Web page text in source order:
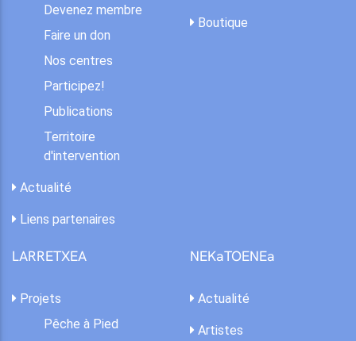
Devenez membre
Faire un don
Nos centres
Participez!
Publications
Territoire
d'intervention
Actualité
Liens partenaires
Boutique
LARRETXEA
Projets
Pêche à Pied
NEKaTOENEa
Actualité
Artistes